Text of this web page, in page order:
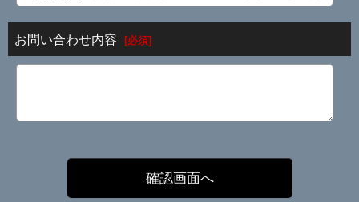
お問い合わせ内容 [必須]
確認画面へ